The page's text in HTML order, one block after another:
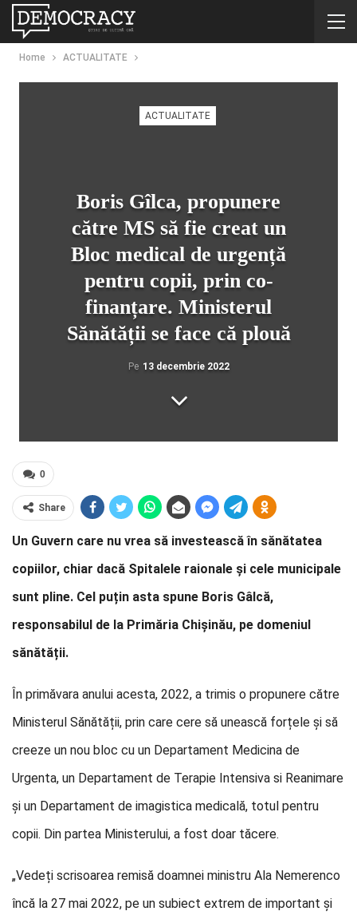
Home ACTUALITATE
ACTUALITATE
Boris Gîlca, propunere
către MS să fie creat un
Bloc medical de urgență
pentru copii, prin co-
finanțare. Ministerul
Sănătății se face că plouă
Pe 13 decembrie 2022
0
Share
Un Guvern care nu vrea să investească în sănătatea
copiilor, chiar dacă Spitalele raionale și cele municipale
sunt pline. Cel puțin asta spune Boris Gâlcă,
responsabilul de la Primăria Chișinău, pe domeniul
sănătății.
În primăvara anului acesta, 2022, a trimis o propunere către
Ministerul Sănătății, prin care cere să unească forțele și să
creeze un nou bloc cu un Departament Medicina de
Urgenta, un Departament de Terapie Intensiva si Reanimare
și un Departament de imagistica medicală, totul pentru
copii. Din partea Ministerului, a fost doar tăcere.
„Vedeți scrisoarea remisă doamnei ministru Ala Nemerenco
încă la 27 mai 2022, pe un subiect extrem de important și